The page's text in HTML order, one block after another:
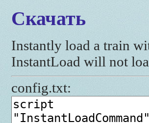
Скачать
Instantly load a train
InstantLoad will not
config.txt: